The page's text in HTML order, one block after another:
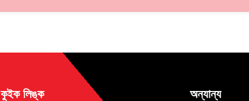
কুইক লিঙ্ক অন্যান্য